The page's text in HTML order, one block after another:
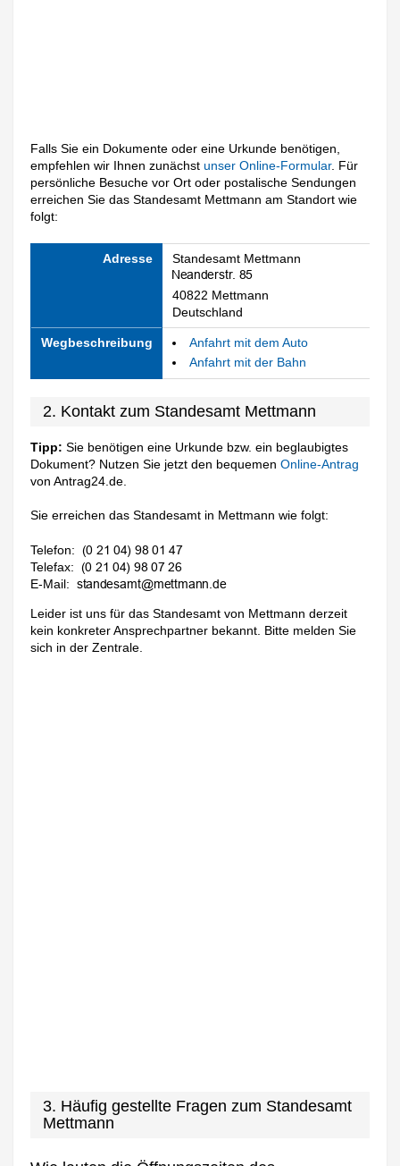
Falls Sie ein Dokumente oder eine Urkunde benötigen,
empfehlen wir Ihnen zunächstunser Online-Formular. Für
persönliche Besuche vor Ort oder postalische Sendungen
erreichen Sie das Standesamt Mettmann am Standort wie
folgt:
Adresse Standesamt Mettmann
40822 Mettmann
Deutschland
Wegbeschreibung
Anfahrt mit dem Auto
Anfahrt mit der Bahn
2. Kontakt zum Standesamt Mettmann
Tipp: Sie benötigen eine Urkunde bzw. ein beglaubigtes
Dokument? Nutzen Sie jetzt den bequemenOnline-Antrag
von Antrag24.de.
Sie erreichen das Standesamt in Mettmann wie folgt:
Telefon:
Telefax:
E-Mail:
Leider ist uns für das Standesamt von Mettmann derzeit
kein konkreter Ansprechpartner bekannt. Bitte melden Sie
sich in der Zentrale.
3. Häufig gestellte Fragen zum Standesamt
Mettmann